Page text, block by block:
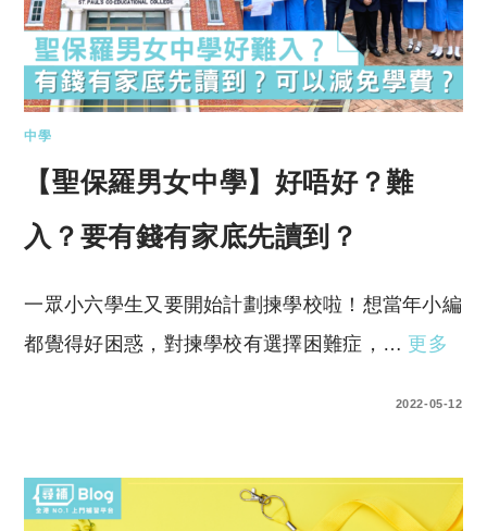
中學
【聖保羅男女中學】好唔好？難
入？要有錢有家底先讀到？
一眾小六學生又要開始計劃揀學校啦！想當年小編
都覺得好困惑，對揀學校有選擇困難症，… 更多
2022-05-12